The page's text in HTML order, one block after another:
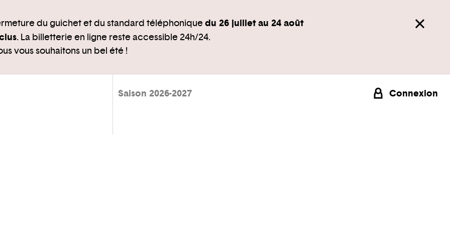
du guichet et du standard téléphoniquedu 26 juillet au 24 août
. La billetterie en ligne reste accessible 24h/24.
vous souhaitons un bel été !
Saison 2026-2027 Connexion